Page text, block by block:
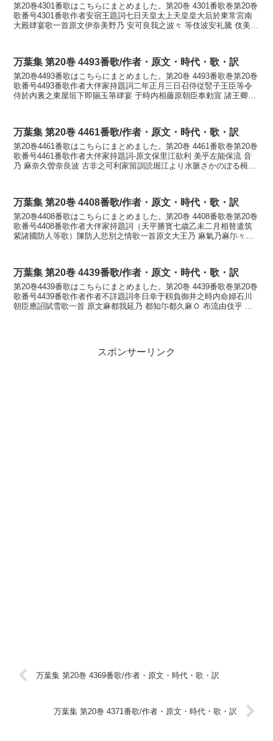
第20巻4301番歌はこちらにまとめました。第20巻 4301番歌巻第20巻
歌番号4301番歌作者安宿王題詞七日天皇太上天皇皇大后於東常宮南
大殿肆宴歌一首原文伊奈美野乃 安可良我之波々 等伎波安礼騰 伎美乎
万葉集 第20巻 4493番歌/作者・原文・時代・歌・訳
第20巻4493番歌はこちらにまとめました。第20巻 4493番歌巻第20巻
歌番号4493番歌作者大伴家持題詞二年正月三日召侍従竪子王臣等令
侍於内裏之東屋垣下即賜玉箒肆宴 于時内相藤原朝臣奉勅宣 諸王卿等
万葉集 第20巻 4461番歌/作者・原文・時代・歌・訳
第20巻4461番歌はこちらにまとめました。第20巻 4461番歌巻第20巻
歌番号4461番歌作者大伴家持題詞-原文保里江欲利 美乎左能保流 音
乃 麻奈久曽奈良波 古非之可利家留訓読堀江より水脈さかのぼる楫の
万葉集 第20巻 4408番歌/作者・原文・時代・歌・訳
第20巻4408番歌はこちらにまとめました。第20巻 4408番歌巻第20巻
歌番号4408番歌作者大伴家持題詞（天平勝寳七歳乙未二月相替遣筑
紫諸國防人等歌）陳防人悲別之情歌一首原文大王乃 麻氣乃麻尓々々
万葉集 第20巻 4439番歌/作者・原文・時代・歌・訳
第20巻4439番歌はこちらにまとめました。第20巻 4439番歌巻第20巻
歌番号4439番歌作者作者不詳題詞冬日幸于靱負御井之時内命婦石川
朝臣應詔賦雪歌一首 原文麻都我延乃 都知尓都久麻Ｏ 布流由伎乎 美
スポンサーリンク
万葉集 第20巻 4369番歌/作者・原文・時代・歌・訳
万葉集 第20巻 4371番歌/作者・原文・時代・歌・訳